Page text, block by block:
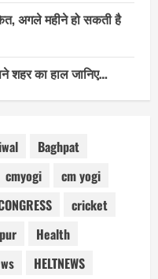
अगले महीने हो सकती है
शहर का हाल जानिए…
Baghpat
cmyogi
cm yogi
cricket
Health
HELTNEWS